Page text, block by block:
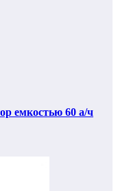
емкостью 60 а/ч